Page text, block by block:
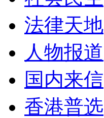
法律天地
人物报道
国内来信
香港普选